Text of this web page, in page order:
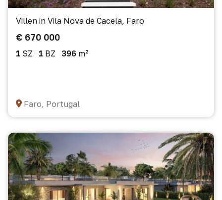
Villen in Vila Nova de Cacela, Faro
€ 670 000
1 SZ 1 BZ 396 m²
Faro, Portugal